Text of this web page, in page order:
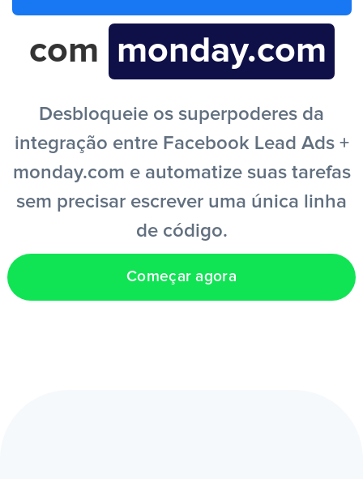
PT
com monday.com
Desbloqueie os superpoderes da
integração entre Facebook Lead Ads +
monday.com e automatize suas tarefas
sem precisar escrever uma única linha
de código.
Começar agora